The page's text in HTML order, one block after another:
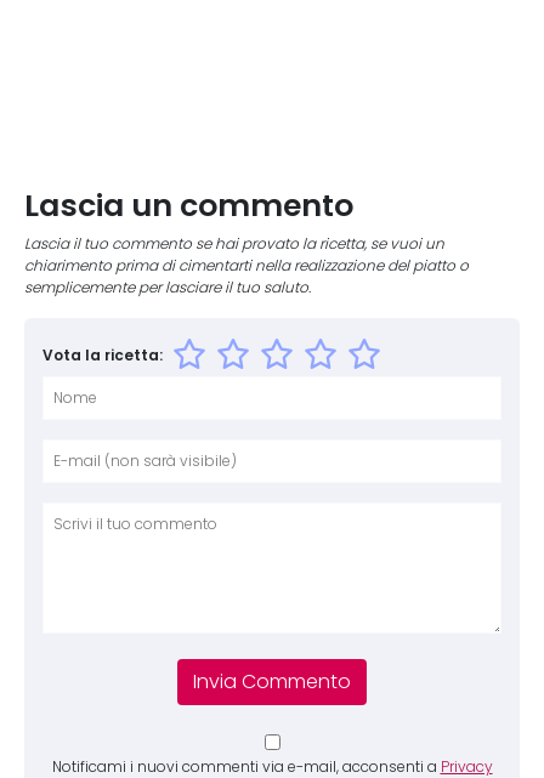
Lascia un commento
Lascia il tuo commento se hai provato la ricetta, se vuoi un
chiarimento prima di cimentarti nella realizzazione del piatto o
semplicemente per lasciare il tuo saluto.
Vota la ricetta:
Notificami i nuovi commenti via e-mail, acconsenti a Privacy